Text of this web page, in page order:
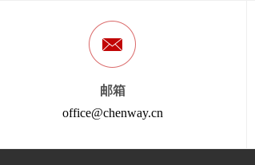
邮箱
office@chenway.cn